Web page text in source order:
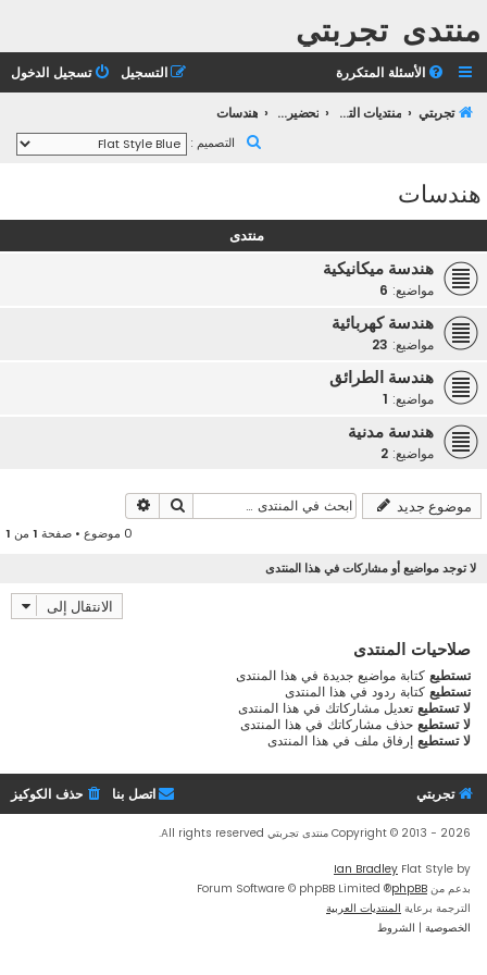
منتدى تجربتي
الأسئلة المتكررة تسجيل الدخول التسجيل
تجربتي منتديات التعليم الثانوي تحضير بكالوريا 2023 هندسات
التصميم :
هندسات
منتدى
هندسة ميكانيكية
مواضيع: 6
هندسة كهربائية
مواضيع: 23
هندسة الطرائق
مواضيع: 1
هندسة مدنية
مواضيع: 2
موضوع جديد بحث
0 موضوع • صفحة 1 من 1
لا توجد مواضيع أو مشاركات في هذا المنتدى
الانتقال إلى
صلاحيات المنتدى
تستطيع كتابة مواضيع جديدة في هذا المنتدى
تستطيع كتابة ردود في هذا المنتدى
لا تستطيع تعديل مشاركاتك في هذا المنتدى
لا تستطيع حذف مشاركاتك في هذا المنتدى
لا تستطيع إرفاق ملف في هذا المنتدى
تجربتي حذف الكوكيز اتصل بنا
Copyright © 2013 - 2026 منتدى تجربتي All rights reserved.
Flat Style by
Ian Bradley
بدعم من phpBB
® Forum Software © phpBB Limited
الترجمة برعاية المنتديات العربية
الخصوصية | الشروط